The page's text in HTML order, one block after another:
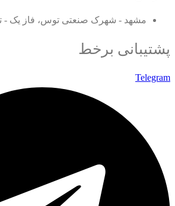
مشهد - شهرک صنعتی توس، فاز یک -
پشتیبانی برخط
Telegram